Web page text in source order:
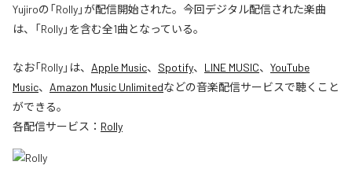
Yujiroの「Rolly」が配信開始された。今回デジタル配信された楽曲
は、「Rolly」を含む全1曲となっている。
なお「Rolly」は、 Apple Music、 Spotify、 LINE MUSIC、 YouTube
Music、 Amazon Music Unlimitedなどの音楽配信サービスで聴くこと
ができる。
各配信サービス： Rolly